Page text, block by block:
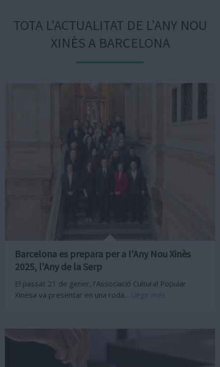
TOTA L'ACTUALITAT DE L'ANY NOU
XINÈS A BARCELONA
Barcelona es prepara per a l'Any Nou Xinès
2025, l'Any de la Serp
El passat 21 de gener, l’Associació Cultural Popular
Xinesa va presentar en una roda... Llegir més